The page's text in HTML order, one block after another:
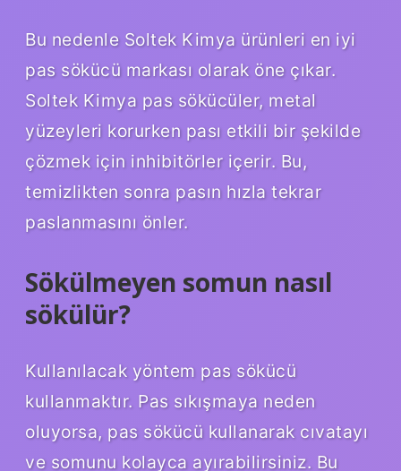
Bu nedenle Soltek Kimya ürünleri en iyi
pas sökücü markası olarak öne çıkar.
Soltek Kimya pas sökücüler, metal
yüzeyleri korurken pası etkili bir şekilde
çözmek için inhibitörler içerir. Bu,
temizlikten sonra pasın hızla tekrar
paslanmasını önler.
Sökülmeyen somun nasıl
sökülür?
Kullanılacak yöntem pas sökücü
kullanmaktır. Pas sıkışmaya neden
oluyorsa, pas sökücü kullanarak cıvatayı
ve somunu kolayca ayırabilirsiniz. Bu